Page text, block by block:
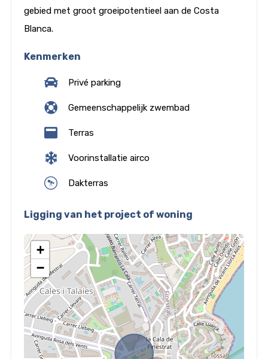
gebied met groot groeipotentieel aan de Costa
Blanca.
Kenmerken
Privé parking
Gemeenschappelijk zwembad
Terras
Voorinstallatie airco
Dakterras
Ligging van het project of woning
+
−